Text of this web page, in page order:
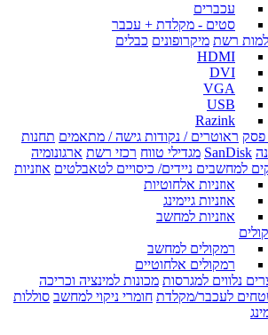
עכברים
סטים - מקלדת + עכבר
רשת מיקרופונים כבלים
HDMI
DVI
VGA
USB
Razink
פסק ראוטרים / נקודות גישה / מתאמים תחנות
SanDisk מגדילי טווח רכזי רשת ארגונומיה
למחשבים ניידים/ כיסויים לטאבלטים אוזניות
אוזניות אלחוטיות
אוזניות גיימינג
אוזניות למחשב
רמקולים למחשב
רמקולים אלחוטיים
נלווים למגרסות מכונות למינציה וכריכה
לעכבר/מקלדת חומרי ניקוי למחשב סוללות